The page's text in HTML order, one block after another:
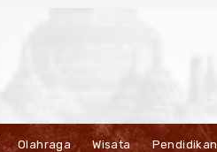
Olahraga Wisata Pendidikan